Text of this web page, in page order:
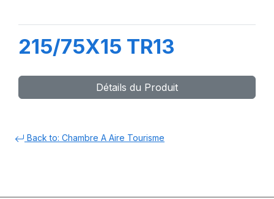
215/75X15 TR13
Détails du Produit
Back to: Chambre A Aire Tourisme